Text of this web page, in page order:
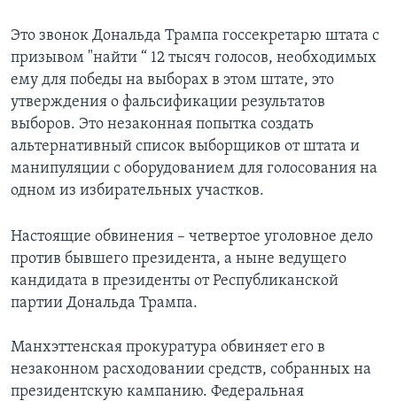
Это звонок Дональда Трампа госсекретарю штата с
призывом "найти “ 12 тысяч голосов, необходимых
ему для победы на выборах в этом штате, это
утверждения о фальсификации результатов
выборов. Это незаконная попытка создать
альтернативный список выборщиков от штата и
манипуляции с оборудованием для голосования на
одном из избирательных участков.
Настоящие обвинения – четвертое уголовное дело
против бывшего президента, а ныне ведущего
кандидата в президенты от Республиканской
партии Дональда Трампа.
Манхэттенская прокуратура обвиняет его в
незаконном расходовании средств, собранных на
президентскую кампанию. Федеральная